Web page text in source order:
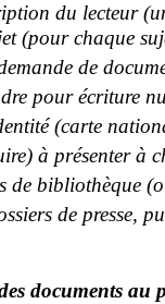
du lecteur
(pour chaque
de
pour écriture
(carte
à présenter à
de bibliothèque
de presse,
documents au